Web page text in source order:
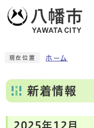
現在位置 ホーム
新着情報
2025年12月